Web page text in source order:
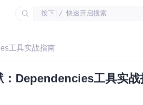
按下 / 快速开启搜索
工具实战指南
Dependencies工具实战